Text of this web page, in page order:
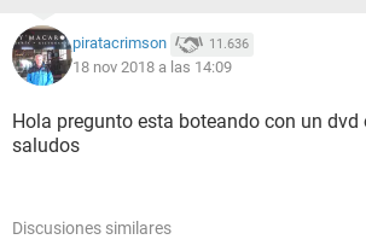
piratacrimson 11.636
18 nov 2018 a las 14:09
Hola pregunto esta boteando con un dvd
saludos
Discusiones similares